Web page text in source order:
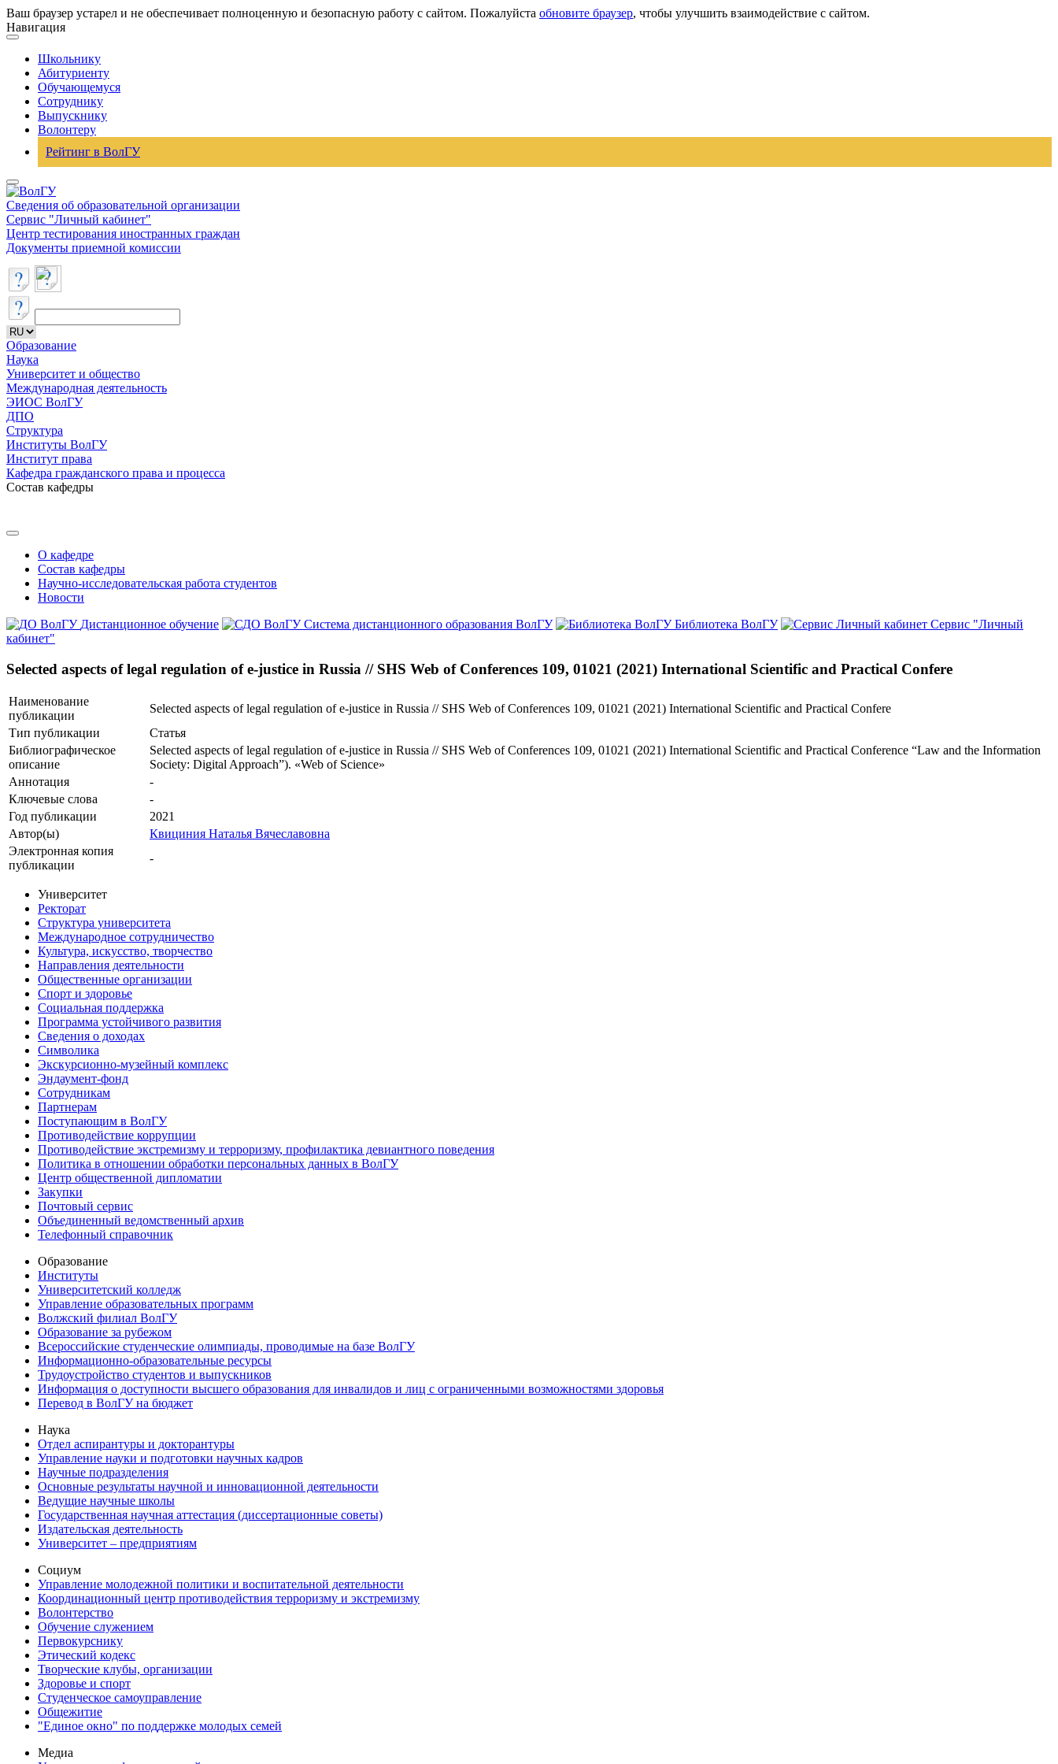
Ваш браузер устарел и не обеспечивает полноценную и безопасную работу с сайтом. Пожалуйста обновите браузер, чтобы улучшить взаимодействие с сайтом.
Навигация
Школьнику
Абитуриенту
Обучающемуся
Сотруднику
Выпускнику
Волонтеру
Рейтинг в ВолГУ
Сведения об образовательной организации
Сервис "Личный кабинет"
Центр тестирования иностранных граждан
Документы приемной комиссии
Образование
Наука
Университет и общество
Международная деятельность
ЭИОС ВолГУ
ДПО
Структура
Институты ВолГУ
Институт права
Кафедра гражданского права и процесса
Состав кафедры
О кафедре
Состав кафедры
Научно-исследовательская работа студентов
Новости
Дистанционное обучение
Система дистанционного образования ВолГУ Библиотека ВолГУ
Сервис "Личный
кабинет"
Selected aspects of legal regulation of e-justice in Russia // SHS Web of Conferences 109, 01021 (2021) International Scientific and Practical Confere
Наименование
публикации
Selected aspects of legal regulation of e-justice in Russia // SHS Web of Conferences 109, 01021 (2021) International Scientific and Practical Confere
Тип публикации
Статья
Библиографическое
описание
Selected aspects of legal regulation of e-justice in Russia // SHS Web of Conferences 109, 01021 (2021) International Scientific and Practical Conference “Law and the Information
Society: Digital Approach”). «Web of Science»
Аннотация
-
Ключевые cлова
-
Год публикации
2021
Автор(ы)
Квициния Наталья Вячеславовна
Электронная копия
публикации
-
Университет
Ректорат
Структура университета
Международное сотрудничество
Культура, искусство, творчество
Направления деятельности
Общественные организации
Спорт и здоровье
Социальная поддержка
Программа устойчивого развития
Сведения о доходах
Символика
Экскурсионно-музейный комплекс
Эндаумент-фонд
Сотрудникам
Партнерам
Поступающим в ВолГУ
Противодействие коррупции
Противодействие экстремизму и терроризму, профилактика девиантного поведения
Политика в отношении обработки персональных данных в ВолГУ
Центр общественной дипломатии
Закупки
Почтовый сервис
Объединенный ведомственный архив
Телефонный справочник
Образование
Институты
Университетский колледж
Управление образовательных программ
Волжский филиал ВолГУ
Образование за рубежом
Всероссийские студенческие олимпиады, проводимые на базе ВолГУ
Информационно-образовательные ресурсы
Трудоустройство студентов и выпускников
Информация о доступности высшего образования для инвалидов и лиц с ограниченными возможностями здоровья
Перевод в ВолГУ на бюджет
Наука
Отдел аспирантуры и докторантуры
Управление науки и подготовки научных кадров
Научные подразделения
Основные результаты научной и инновационной деятельности
Ведущие научные школы
Государственная научная аттестация (диссертационные советы)
Издательская деятельность
Университет – предприятиям
Социум
Управление молодежной политики и воспитательной деятельности
Координационный центр противодействия терроризму и экстремизму
Волонтерство
Обучение служением
Первокурснику
Этический кодекс
Творческие клубы, организации
Здоровье и спорт
Студенческое самоуправление
Общежитие
"Единое окно" по поддержке молодых семей
Медиа